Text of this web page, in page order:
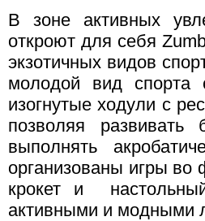
В зоне активных
откроют для себя
экзотичных видов
молодой вид спорта
изогнутые ходули с
позволяя
выполнять
организованы игры во
крокет и
активными и модными